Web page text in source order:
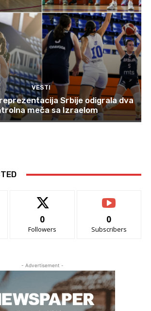
VESTI
Srbije odigrala dva
meča sa Izraelom
0
Followers
0
Subscribers
- Advertisement -